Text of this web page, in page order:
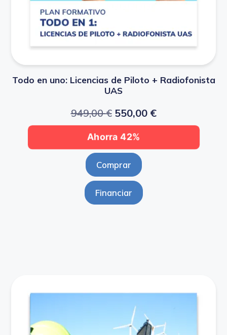
Todo en uno: Licencias de Piloto + Radiofonista
UAS
949,00€ 550,00 €
Ahorra 42%
Comprar
Financiar